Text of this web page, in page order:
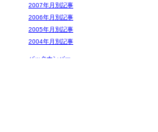
2007年月別記事
2006年月別記事
2005年月別記事
2004年月別記事
バックナンバー